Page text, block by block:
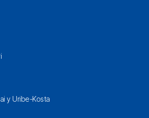
y Uribe-Kosta